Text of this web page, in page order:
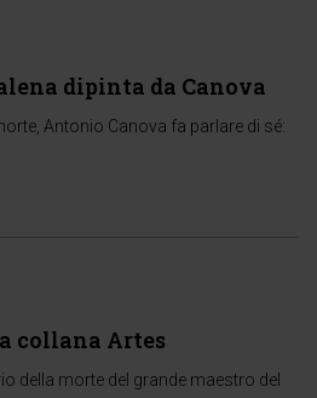
dipinta da Canova
Antonio Canova fa parlare di sé:
collana Artes
della morte del grande maestro del